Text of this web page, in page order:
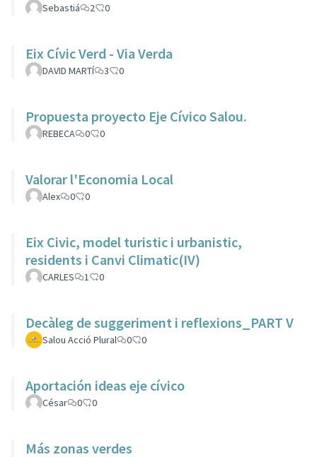
Sebastiá 2 0
Eix Cívic Verd - Via Verda
DAVID MARTÍ 3 0
Propuesta proyecto Eje Cívico Salou.
REBECA 0 0
Valorar l'Economia Local
Alex 0 0
Eix Civic, model turistic i urbanistic,
residents i Canvi Climatic(IV)
CARLES 1 0
Decàleg de suggeriment i reflexions_PART V
Salou Acció Plural 0 0
Aportación ideas eje cívico
César 0 0
Más zonas verdes